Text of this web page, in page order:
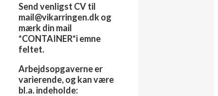
Send venligst CV til
mail@vikarringen.dk og
mærk din mail
*CONTAINER*i emne
feltet.
Arbejdsopgaverne er
varierende, og kan være
bl.a. indeholde: